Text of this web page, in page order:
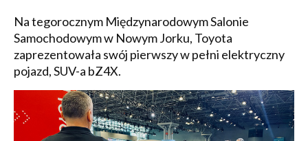
Samochody Koncepcyjne
Tuning
Elektryczne
Na tegorocznym Międzynarodowym Salonie
Samochodowym w Nowym Jorku, Toyota
zaprezentowała swój pierwszy w pełni elektryczny
pojazd, SUV-a bZ4X.